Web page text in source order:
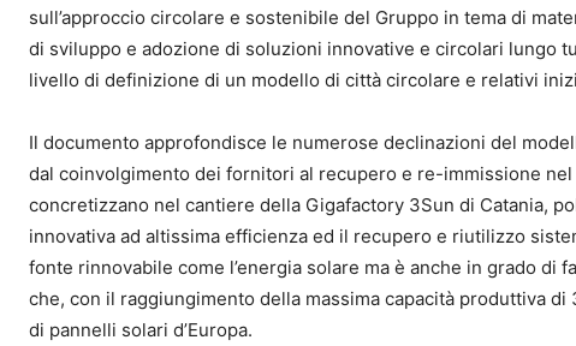
sull’approccio circolare e sostenibile del Gruppo in tema di
di sviluppo e adozione di soluzioni innovative e circolari lungo
livello di definizione di un modello di città circolare e relativi
Il documento approfondisce le numerose declinazioni del
dal coinvolgimento dei fornitori al recupero e re-immissione
concretizzano nel cantiere della Gigafactory 3Sun di Catania,
innovativa ad altissima efficienza ed il recupero e riutilizzo
fonte rinnovabile come l’energia solare ma è anche in grado
che, con il raggiungimento della massima capacità produttiva
di pannelli solari d’Europa.